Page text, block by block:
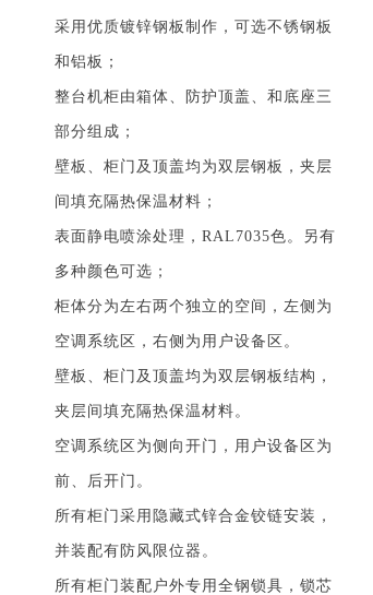
采用优质镀锌钢板制作，可选不锈钢板
和铝板；
整台机柜由箱体、防护顶盖、和底座三
部分组成；
壁板、柜门及顶盖均为双层钢板，夹层
间填充隔热保温材料；
表面静电喷涂处理，RAL7035色。另有
多种颜色可选；
柜体分为左右两个独立的空间，左侧为
空调系统区，右侧为用户设备区。
壁板、柜门及顶盖均为双层钢板结构，
夹层间填充隔热保温材料。
空调系统区为侧向开门，用户设备区为
前、后开门。
所有柜门采用隐藏式锌合金铰链安装，
并装配有防风限位器。
所有柜门装配户外专用全钢锁具，锁芯